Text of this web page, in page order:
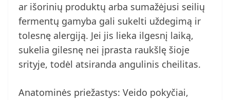
ar išorinių produktų arba sumažėjusi seilių
fermentų gamyba gali sukelti uždegimą ir
tolesnę alergiją. Jei jis lieka ilgesnį laiką,
sukelia gilesnę nei įprasta raukšlę šioje
srityje, todėl atsiranda angulinis cheilitas.
Anatominės priežastys: Veido pokyčiai,